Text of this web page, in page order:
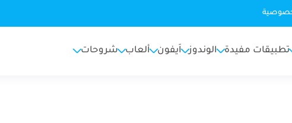
تطبيقات مفيدة الوندوز اَيفون ألعاب شروحات